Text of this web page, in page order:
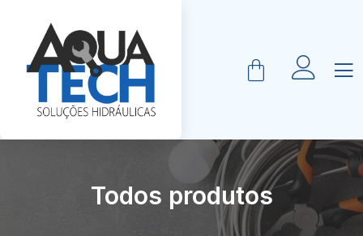
Todos produtos